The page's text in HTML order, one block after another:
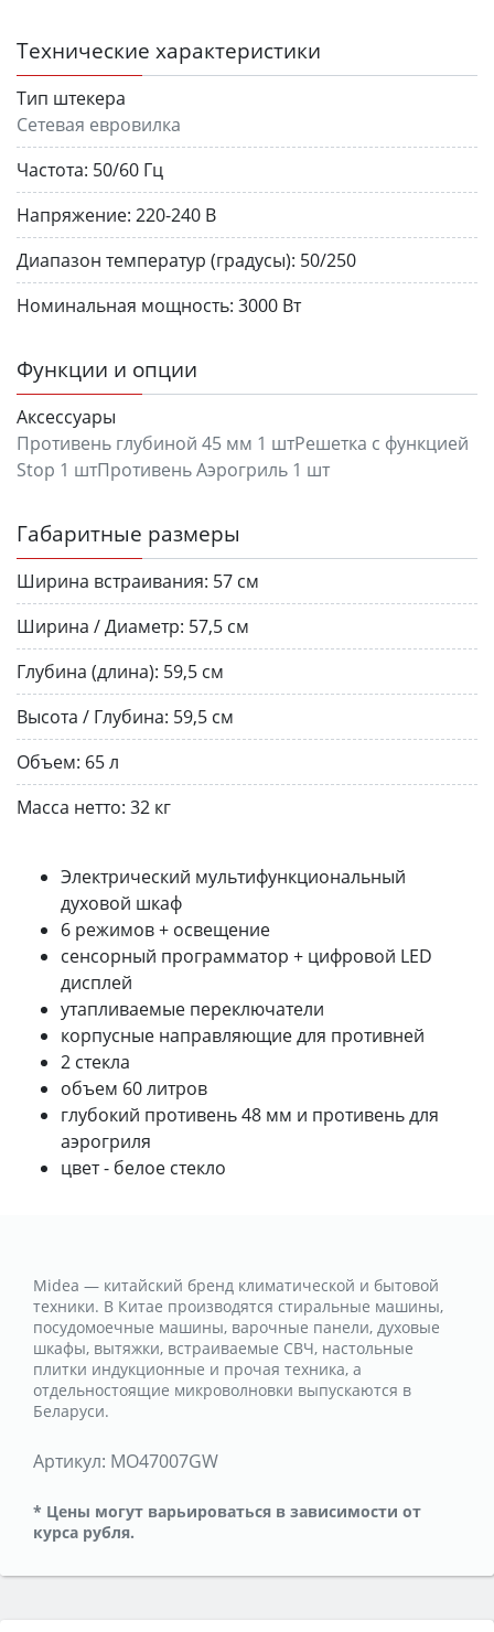
Технические характеристики
Тип штекера
Сетевая евровилка
Частота: 50/60 Гц
Напряжение: 220-240 В
Диапазон температур (градусы): 50/250
Номинальная мощность: 3000 Вт
Функции и опции
Аксессуары
Противень глубиной 45 мм 1 штРешетка с функцией
Stop 1 штПротивень Аэрогриль 1 шт
Габаритные размеры
Ширина встраивания: 57 см
Ширина / Диаметр: 57,5 см
Глубина (длина): 59,5 см
Высота / Глубина: 59,5 см
Объем: 65 л
Масса нетто: 32 кг
Электрический мультифункциональный
духовой шкаф
6 режимов + освещение
сенсорный программатор + цифровой LED
дисплей
утапливаемые переключатели
корпусные направляющие для противней
2 стекла
объем 60 литров
глубокий противень 48 мм и противень для
аэрогриля
цвет - белое стекло
Midea — китайский бренд климатической и бытовой
техники. В Китае производятся стиральные машины,
посудомоечные машины, варочные панели, духовые
шкафы, вытяжки, встраиваемые СВЧ, настольные
плитки индукционные и прочая техника, а
отдельностоящие микроволновки выпускаются в
Беларуси.
Артикул: MO47007GW
* Цены могут варьироваться в зависимости от
курса рубля.